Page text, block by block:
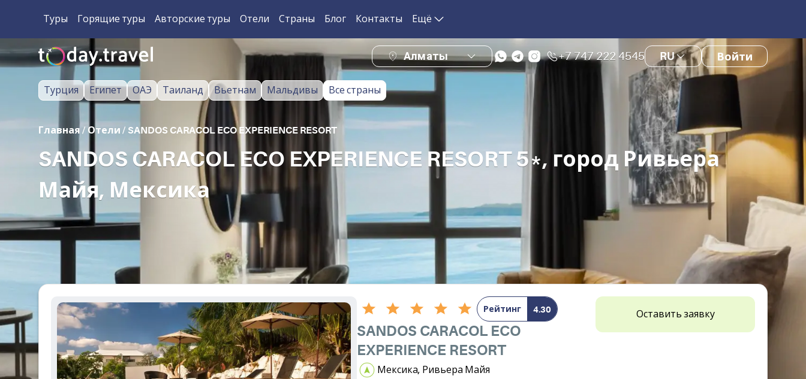
Туры Горящие туры Авторские туры Отели Страны Блог Контакты Ещё
Алматы +7 747 222 4545 RU Войти
Турция Египет ОАЭ Таиланд Вьетнам Мальдивы Все страны
Главная / Отели / SANDOS CARACOL ECO EXPERIENCE RESORT
SANDOS CARACOL ECO EXPERIENCE RESORT 5*, город Ривьера
Майя, Мексика
Рейтинг 4.30
SANDOS CARACOL ECO
EXPERIENCE RESORT
Мексика, Ривьера Майя
Оставить заявку